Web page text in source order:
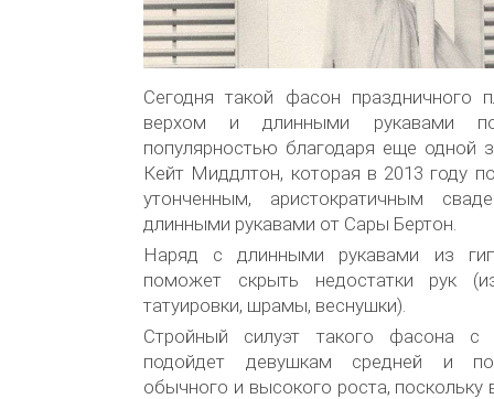
Сегодня такой фасон праздничного
верхом и длинными рукавами
популярностью благодаря еще одной
Кейт Миддлтон, которая в 2013 году
утонченным, аристократичным
длинными рукавами от Сары Бертон.
Наряд с длинными рукавами из
поможет скрыть недостатки рук
татуировки, шрамы, веснушки).
Стройный силуэт такого фасона с
подойдет девушкам средней и
обычного и высокого роста, поскольку